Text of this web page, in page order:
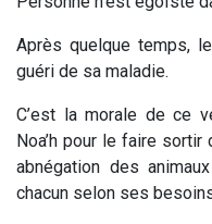
Après quelque temps,
guéri de sa maladie.
C’est la morale de ce
Noa’h pour le faire sortir
abnégation des
chacun selon ses